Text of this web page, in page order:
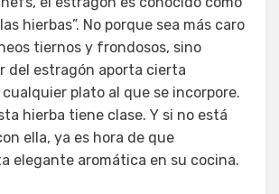
hierbas”. No porque sea más caro
tiernos y frondosos, sino
del estragón aporta cierta
plato al que se incorpore.
hierba tiene clase. Y si no está
ella, ya es hora de que
elegante aromática en su cocina.